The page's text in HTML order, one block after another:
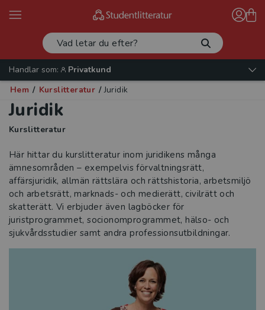
Handlar som:
Privatkund
Hem / Kurslitteratur / Juridik
Juridik
Kurslitteratur
Här hittar du kurslitteratur inom juridikens många
ämnesområden – exempelvis förvaltningsrätt,
affärsjuridik, allmän rättslära och rättshistoria, arbetsmiljö
och arbetsrätt, marknads- och medierätt, civilrätt och
skatterätt. Vi erbjuder även lagböcker för
juristprogrammet, socionomprogrammet, hälso- och
sjukvårdsstudier samt andra professionsutbildningar.